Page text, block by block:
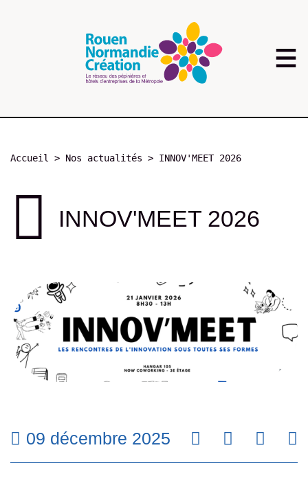
Fil
Accueil Nos actualités INNOV'MEET 2026
INNOV'MEET 2026
09 décembre 2025 Facebook
Twitter